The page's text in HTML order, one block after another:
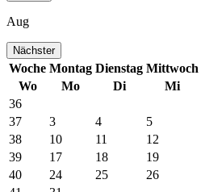
Aug
Nächster
Woche Montag Dienstag Mittwoch
Wo
Mo Di Mi
36
37
3 4 5
38
10 11 12
39
17 18 19
40
24 25 26